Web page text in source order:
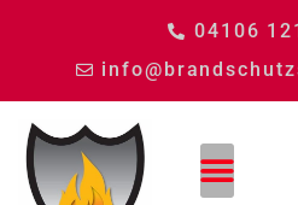
04106